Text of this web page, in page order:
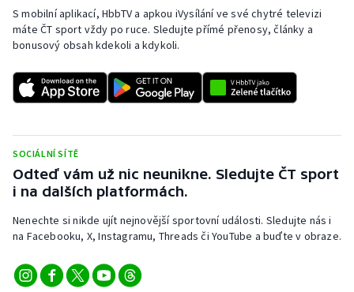
S mobilní aplikací, HbbTV a apkou iVysílání ve své chytré televizi
máte ČT sport vždy po ruce. Sledujte přímé přenosy, články a
bonusový obsah kdekoli a kdykoli.
SOCIÁLNÍ SÍTĚ
Odteď vám už nic neunikne. Sledujte ČT sport
i na dalších platformách.
Nenechte si nikde ujít nejnovější sportovní události. Sledujte nás i
na Facebooku, X, Instagramu, Threads či YouTube a buďte v obraze.